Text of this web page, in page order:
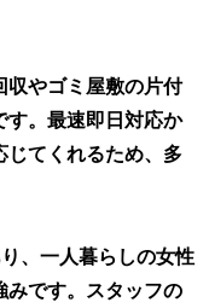
収やゴミ屋敷の片付
す。最速即日対応か
じてくれるため、多
、一人暮らしの女性
みです。スタッフの